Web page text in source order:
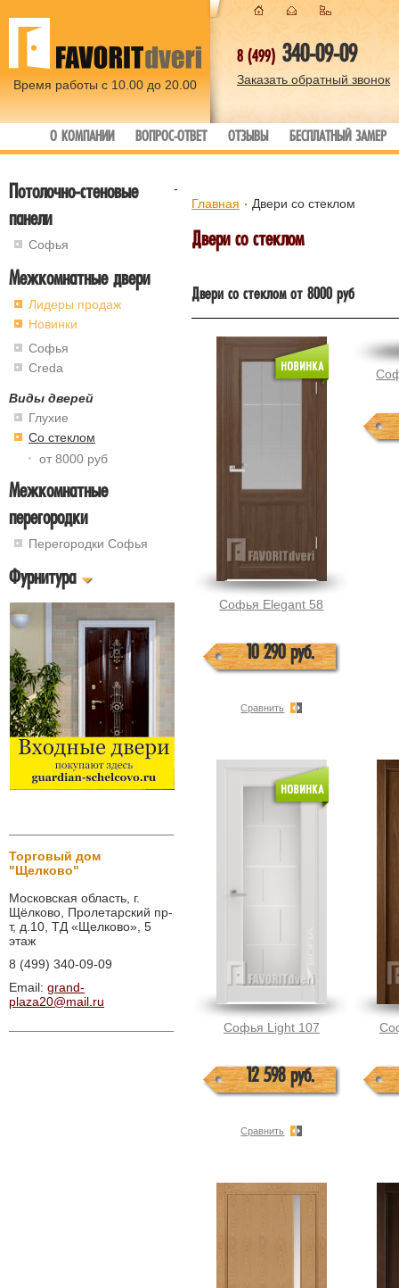
Время работы с 10.00 до 20.00
8 (499) 340-09-09
Заказать обратный звонок
О КОМПАНИИ ВОПРОС-ОТВЕТ ОТЗЫВЫ БЕСПЛАТНЫЙ ЗАМЕР
-
Потолочно-стеновые
панели
Софья
Межкомнатные двери
Лидеры продаж
Новинки
Софья
Creda
Виды дверей
Глухие
Со стеклом
от 8000 руб
Межкомнатные
перегородки
Перегородки Софья
Фурнитура
Торговый дом
"Щелково"
Московская область, г.
Щёлково, Пролетарский пр-
т, д.10, ТД «Щелково», 5
этаж
8 (499) 340-09-09
Email: grand-
plaza20@mail.ru
Главная Двери со стеклом
Двери со стеклом
Двери со стеклом от 8000 руб
Софья Elegant 58
10 290 руб.
Сравнить
Софья Light 107
12 598 руб.
Сравнить